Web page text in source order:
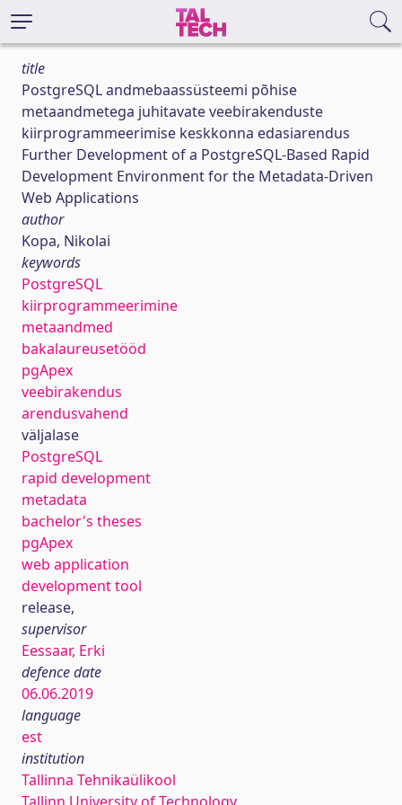
title
PostgreSQL andmebaassüsteemi põhise
metaandmetega juhitavate veebirakenduste
kiirprogrammeerimise keskkonna edasiarendus
Further Development of a PostgreSQL-Based Rapid
Development Environment for the Metadata-Driven
Web Applications
author
Kopa, Nikolai
keywords
PostgreSQL
kiirprogrammeerimine
metaandmed
bakalaureusetööd
pgApex
veebirakendus
arendusvahend
väljalase
PostgreSQL
rapid development
metadata
bachelor's theses
pgApex
web application
development tool
release,
supervisor
Eessaar, Erki
defence date
06.06.2019
language
est
institution
Tallinna Tehnikaülikool